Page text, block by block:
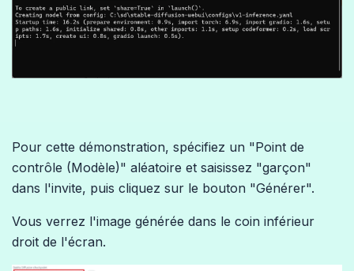
Pour cette démonstration, spécifiez un "Point de
contrôle (Modèle)" aléatoire et saisissez "garçon"
dans l'invite, puis cliquez sur le bouton "Générer".
Vous verrez l'image générée dans le coin inférieur
droit de l'écran.